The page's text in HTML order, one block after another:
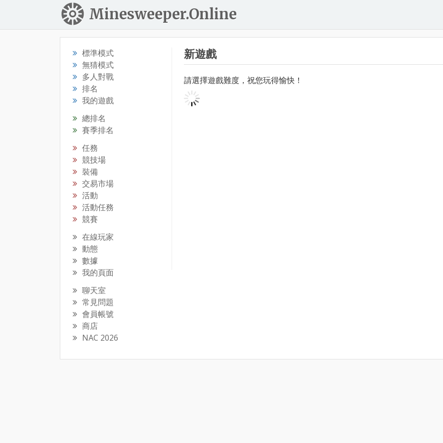
Minesweeper.Online
標準模式
無猜模式
多人對戰
排名
我的遊戲
總排名
賽季排名
任務
競技場
裝備
交易市場
活動
活動任務
競賽
在線玩家
動態
數據
我的頁面
聊天室
常見問題
會員帳號
商店
NAC 2026
新遊戲
請選擇遊戲難度，祝您玩得愉快！